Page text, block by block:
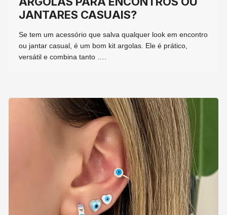
JANTARES CASUAIS?
Se tem um acessório que salva qualquer look em encontro
ou jantar casual, é um bom kit argolas. Ele é prático,
versátil e combina tanto ….